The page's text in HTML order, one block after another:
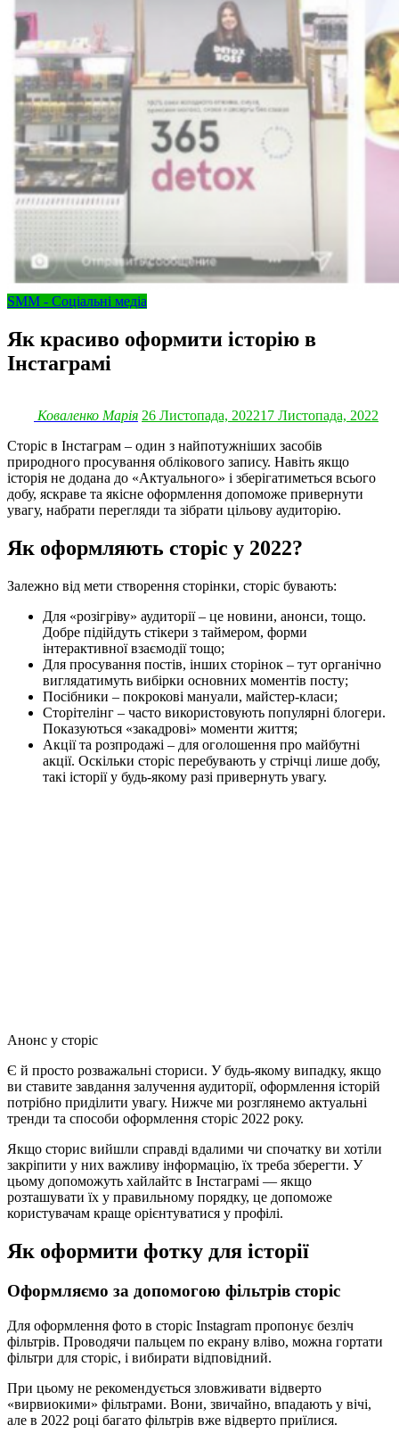
SMM - Соціальні медіа
Як красиво оформити історію в
Інстаграмі
Коваленко Марія 26 Листопада, 202217 Листопада, 2022
Сторіс в Інстаграм – один з найпотужніших засобів
природного просування облікового запису. Навіть якщо
історія не додана до «Актуального» і зберігатиметься всього
добу, яскраве та якісне оформлення допоможе привернути
увагу, набрати перегляди та зібрати цільову аудиторію.
Як оформляють сторіс у 2022?
Залежно від мети створення сторінки, сторіс бувають:
Для «розігріву» аудиторії – це новини, анонси, тощо.
Добре підійдуть стікери з таймером, форми
інтерактивної взаємодії тощо;
Для просування постів, інших сторінок – тут органічно
виглядатимуть вибірки основних моментів посту;
Посібники – покрокові мануали, майстер-класи;
Сторітелінг – часто використовують популярні блогери.
Показуються «закадрові» моменти життя;
Акції та розпродажі – для оголошення про майбутні
акції. Оскільки сторіс перебувають у стрічці лише добу,
такі історії у будь-якому разі привернуть увагу.
Анонс у сторіс
Є й просто розважальні сториси. У будь-якому випадку, якщо
ви ставите завдання залучення аудиторії, оформлення історій
потрібно приділити увагу. Нижче ми розглянемо актуальні
тренди та способи оформлення сторіс 2022 року.
Якщо сторис вийшли справді вдалими чи спочатку ви хотіли
закріпити у них важливу інформацію, їх треба зберегти. У
цьому допоможуть хайлайтс в Інстаграмі — якщо
розташувати їх у правильному порядку, це допоможе
користувачам краще орієнтуватися у профілі.
Як оформити фотку для історії
Оформляємо за допомогою фільтрів сторіс
Для оформлення фото в сторіс Instagram пропонує безліч
фільтрів. Проводячи пальцем по екрану вліво, можна гортати
фільтри для сторіс, і вибирати відповідний.
При цьому не рекомендується зловживати відверто
«вирвиокими» фільтрами. Вони, звичайно, впадають у вічі,
але в 2022 році багато фільтрів вже відверто приїлися.